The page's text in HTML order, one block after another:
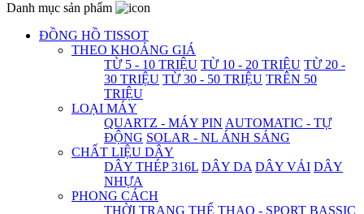
Danh mục sản phẩm
ĐỒNG HỒ TISSOT
THEO KHOẢNG GIÁ
TỪ 5 - 10 TRIỆU TỪ 10 - 20 TRIỆU TỪ 20 -
30 TRIỆU TỪ 30 - 50 TRIỆU TRÊN 50
TRIỆU
LOẠI MÁY
QUARTZ - MÁY PIN AUTOMATIC - TỰ
ĐỘNG SOLAR - NL ÁNH SÁNG
CHẤT LIỆU DÂY
DÂY THÉP 316L DÂY DA DÂY VẢI DÂY
NHỰA
PHONG CÁCH
THỜI TRANG THỂ THAO - SPORT BASSIC